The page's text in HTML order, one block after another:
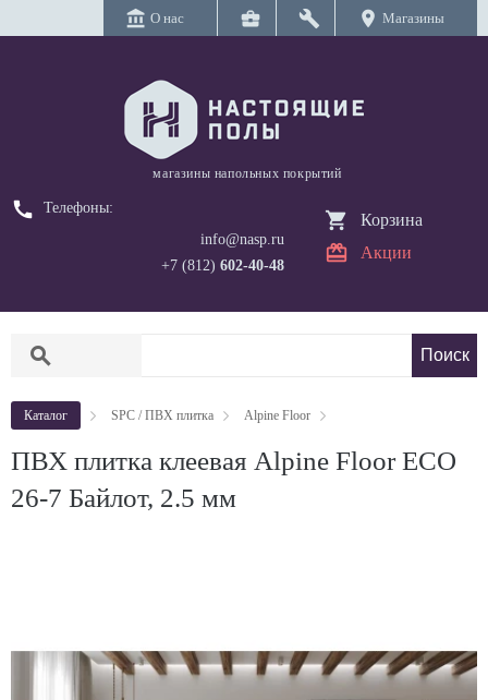
account_balance О нас business_center build location_on Магазины
магазины напольных покрытий
call
Телефоны:
info@nasp.ru
+7 (812) 602-40-48
Корзина
Акции
search
Каталог SPC / ПВХ плитка Alpine Floor
ПВХ плитка клеевая Alpine Floor ECO
26-7 Байлот, 2.5 мм